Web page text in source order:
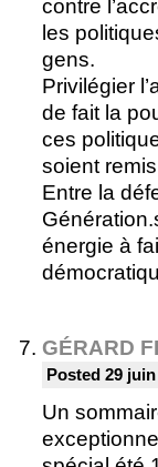
contre
les
gens.
Privilégier
de fait la
ces
soient
Entre la
énergie à
GÉRARD
Posted 29
Un